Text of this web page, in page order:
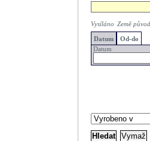
Vysíláno Země
Datum
Od-do
Datum